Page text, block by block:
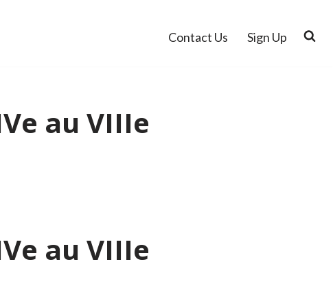
Contact Us Sign Up
au VIIIe
au VIIIe